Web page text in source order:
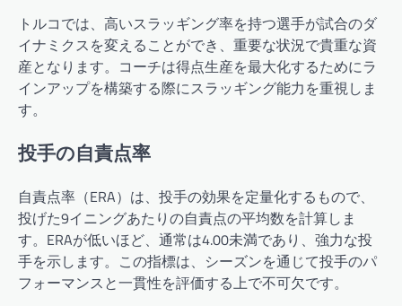
トルコでは、高いスラッギング率を持つ選手が試合のダ
イナミクスを変えることができ、重要な状況で貴重な資
産となります。コーチは得点生産を最大化するためにラ
インアップを構築する際にスラッギング能力を重視しま
す。
投手の自責点率
自責点率（ERA）は、投手の効果を定量化するもので、
投げた9イニングあたりの自責点の平均数を計算しま
す。ERAが低いほど、通常は4.00未満であり、強力な投
手を示します。この指標は、シーズンを通じて投手のパ
フォーマンスと一貫性を評価する上で不可欠です。